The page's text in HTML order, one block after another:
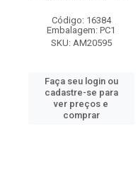
Código: 16384
Embalagem: PC1
SKU: AM20595
Faça seu login ou
cadastre-se para
ver preços e
comprar